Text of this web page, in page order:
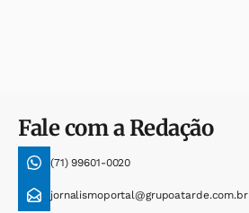
Fale com a Redação
(71) 99601-0020
jornalismoportal@grupoatarde.com.br